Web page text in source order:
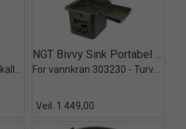
Quick View+ NGT Bivvy Sink Portabel Vask 2x5ltr
Veil. 1 449,00